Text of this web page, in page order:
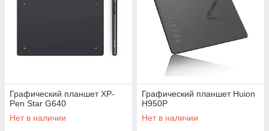
Графический планшет XP-
Pen Star G640
Нет в наличии
Графический планшет Huion
H950P
Нет в наличии